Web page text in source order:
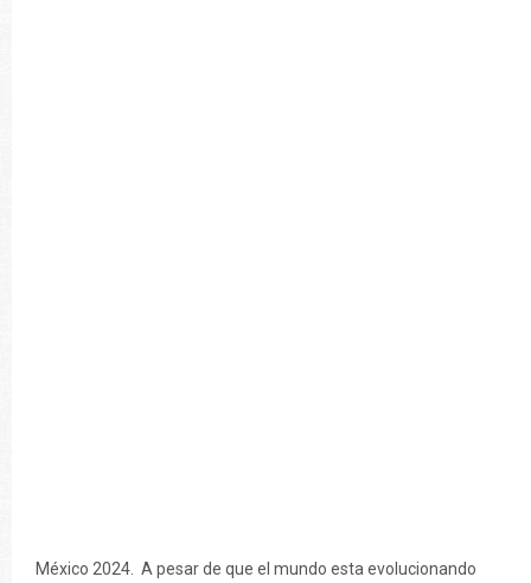
México 2024. A pesar de que el mundo esta evolucionando